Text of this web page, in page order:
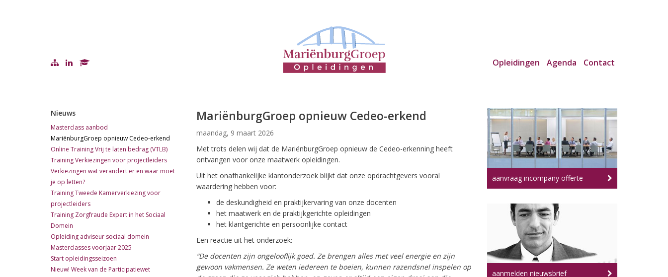
Opleidingen Agenda Contact
Nieuws
Masterclass aanbod
MariënburgGroep opnieuw Cedeo-erkend
Online Training Vrij te laten bedrag (VTLB)
Training Verkiezingen voor projectleiders
Verkiezingen wat verandert er en waar moet
je op letten?
Training Tweede Kamerverkiezing voor
projectleiders
Training Zorgfraude Expert in het Sociaal
Domein
Opleiding adviseur sociaal domein
Masterclasses voorjaar 2025
Start opleidingsseizoen
Nieuw! Week van de Participatiewet
MariënburgGroep opnieuw Cedeo-erkend
maandag, 9 maart 2026
Met trots delen wij dat de MariënburgGroep opnieuw de Cedeo-erkenning heeft
ontvangen voor onze maatwerk opleidingen.
Uit het onafhankelijke klantonderzoek blijkt dat onze opdrachtgevers vooral
waardering hebben voor:
de deskundigheid en praktijkervaring van onze docenten
het maatwerk en de praktijkgerichte opleidingen
het klantgerichte en persoonlijke contact
Een reactie uit het onderzoek:
“De docenten zijn ongelooflijk goed. Ze brengen alles met veel energie en zijn
gewoon vakmensen. Ze weten iedereen te boeien, kunnen razendsnel inspelen op
aanvraag incompany offerte
aanmelden nieuwsbrief